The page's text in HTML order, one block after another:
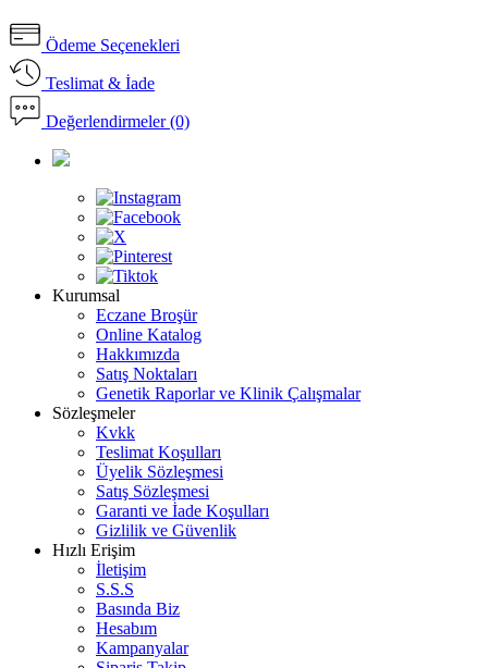
Ödeme Seçenekleri
Teslimat & İade
Değerlendirmeler (0)
Kurumsal
Eczane Broşür
Online Katalog
Hakkımızda
Satış Noktaları
Genetik Raporlar ve Klinik Çalışmalar
Sözleşmeler
Kvkk
Teslimat Koşulları
Üyelik Sözleşmesi
Satış Sözleşmesi
Garanti ve İade Koşulları
Gizlilik ve Güvenlik
Hızlı Erişim
İletişim
S.S.S
Basında Biz
Hesabım
Kampanyalar